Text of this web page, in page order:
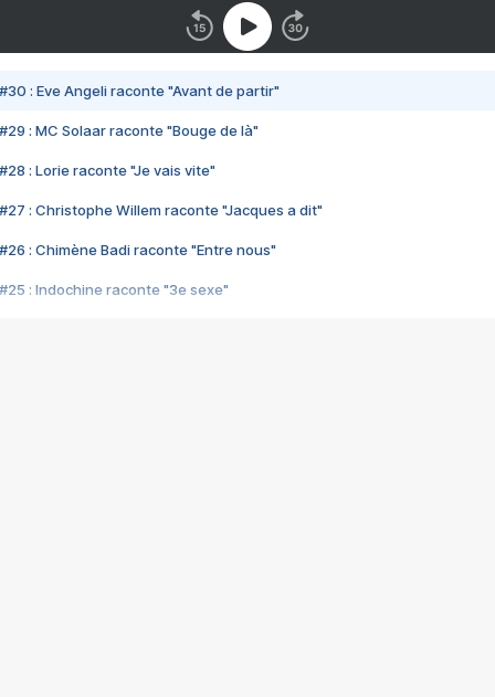
#30 : Eve Angeli raconte "Avant de partir"
#29 : MC Solaar raconte "Bouge de là"
#28 : Lorie raconte "Je vais vite"
#27 : Christophe Willem raconte "Jacques a dit"
#26 : Chimène Badi raconte "Entre nous"
#25 : Indochine raconte "3e sexe"